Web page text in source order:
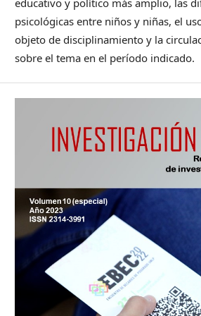
educativo y político más amplio, las
psicológicas entre niños y niñas, el
objeto de disciplinamiento y la
sobre el tema en el período indicado.